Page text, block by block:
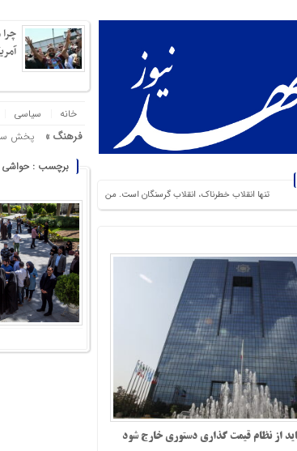
انقلاب خطرناک، انقلاب گرسنگان است. من از شورشهایی که دلیل آن بی‌نانی باشد، بیش
از نظام قیمت گذاری دستوری خارج شود
خانه سیاسی
فرهنگ »
پخش
برچسب : حواشی